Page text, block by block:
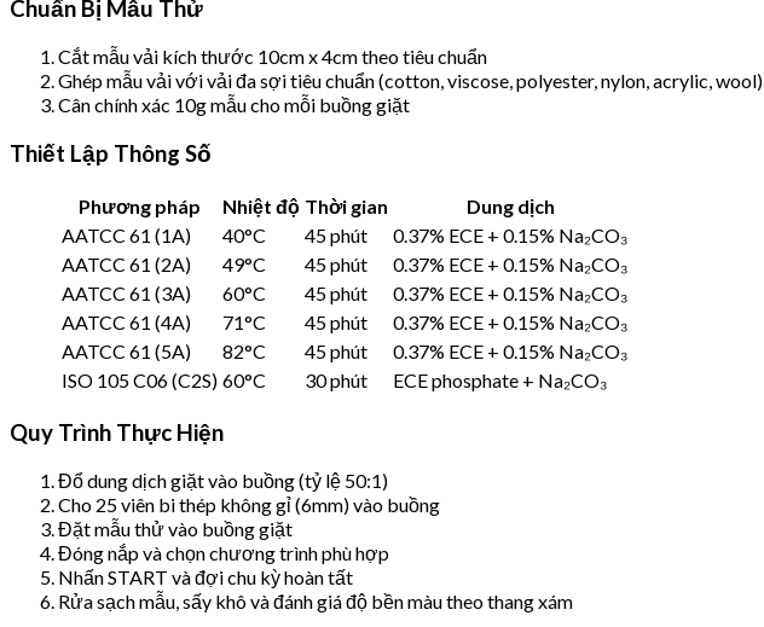
Chuẩn Bị Mẫu Thử
Cắt mẫu vải kích thước 10cm x 4cm theo tiêu chuẩn
Ghép mẫu vải với vải đa sợi tiêu chuẩn (cotton, viscose, polyester, nylon, acrylic, wool)
Cân chính xác 10g mẫu cho mỗi buồng giặt
Thiết Lập Thông Số
Phương pháp Nhiệt độ Thời gian
Dung dịch
AATCC 61 (1A)
40°C 45 phút
0.37% ECE + 0.15% Na₂CO₃
AATCC 61 (2A)
49°C 45 phút
0.37% ECE + 0.15% Na₂CO₃
AATCC 61 (3A)
60°C 45 phút
0.37% ECE + 0.15% Na₂CO₃
AATCC 61 (4A)
71°C 45 phút
0.37% ECE + 0.15% Na₂CO₃
AATCC 61 (5A)
82°C 45 phút
0.37% ECE + 0.15% Na₂CO₃
ISO 105 C06 (C2S) 60°C 30 phút ECE phosphate + Na₂CO₃
Quy Trình Thực Hiện
Đổ dung dịch giặt vào buồng (tỷ lệ 50:1)
Cho 25 viên bi thép không gỉ (6mm) vào buồng
Đặt mẫu thử vào buồng giặt
Đóng nắp và chọn chương trình phù hợp
Nhấn START và đợi chu kỳ hoàn tất
Rửa sạch mẫu, sấy khô và đánh giá độ bền màu theo thang xám